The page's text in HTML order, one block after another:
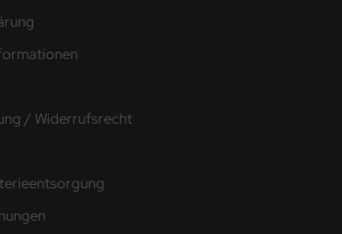
/ Widerrufsrecht